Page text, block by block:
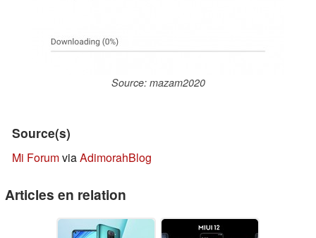
Source: mazam2020
Source(s)
Mi ForumviaAdimorahBlog
Articles en relation